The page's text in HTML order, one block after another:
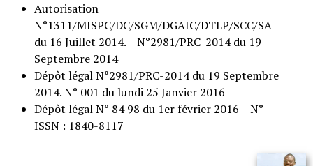
Autorisation
N°1311/MISPC/DC/SGM/DGAIC/DTLP/SCC/SA
du 16 Juillet 2014. – N°2981/PRC-2014 du 19
Septembre 2014
Dépôt légal N°2981/PRC-2014 du 19 Septembre
2014. N° 001 du lundi 25 Janvier 2016
Dépôt légal N° 84 98 du 1er février 2016 – N°
ISSN : 1840-8117